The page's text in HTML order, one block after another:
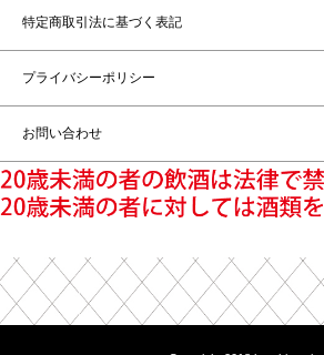
特定商取引法に基づく表記
プライバシーポリシー
お問い合わせ